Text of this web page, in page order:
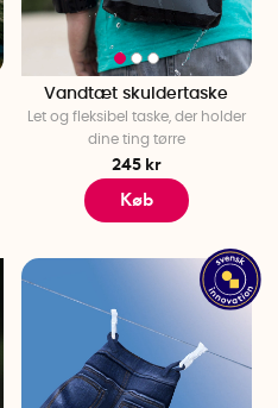
Vandtæt skuldertaske
Let og fleksibel taske, der holder
dine ting tørre
245 kr
Køb